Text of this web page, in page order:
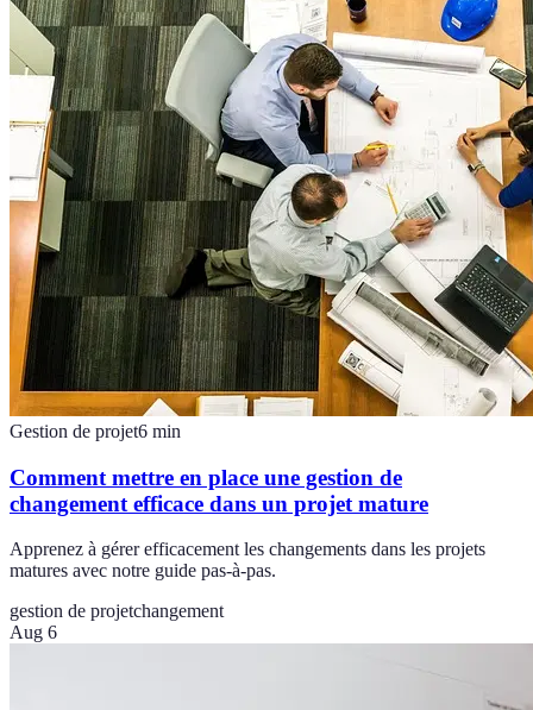
Gestion de projet6 min
Comment mettre en place une gestion de
changement efficace dans un projet mature
Apprenez à gérer efficacement les changements dans les projets
matures avec notre guide pas-à-pas.
gestion de projetchangement
Aug 6